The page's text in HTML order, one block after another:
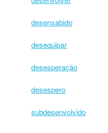
desenxabido
desequipar
desesperação
desespero
subdesenvolvido